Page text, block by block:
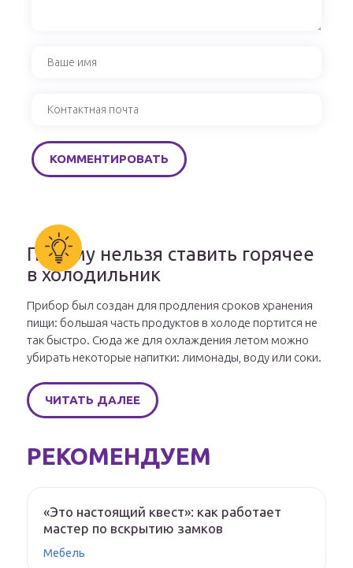
Почему нельзя ставить горячее
в холодильник
Прибор был создан для продления сроков хранения
пищи: большая часть продуктов в холоде портится не
так быстро. Сюда же для охлаждения летом можно
убирать некоторые напитки: лимонады, воду или соки.
ЧИТАТЬ ДАЛЕЕ
РЕКОМЕНДУЕМ
«Это настоящий квест»: как работает
мастер по вскрытию замков
Мебель